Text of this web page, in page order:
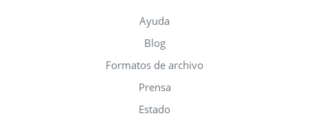
Ayuda
Blog
Formatos de archivo
Prensa
Estado